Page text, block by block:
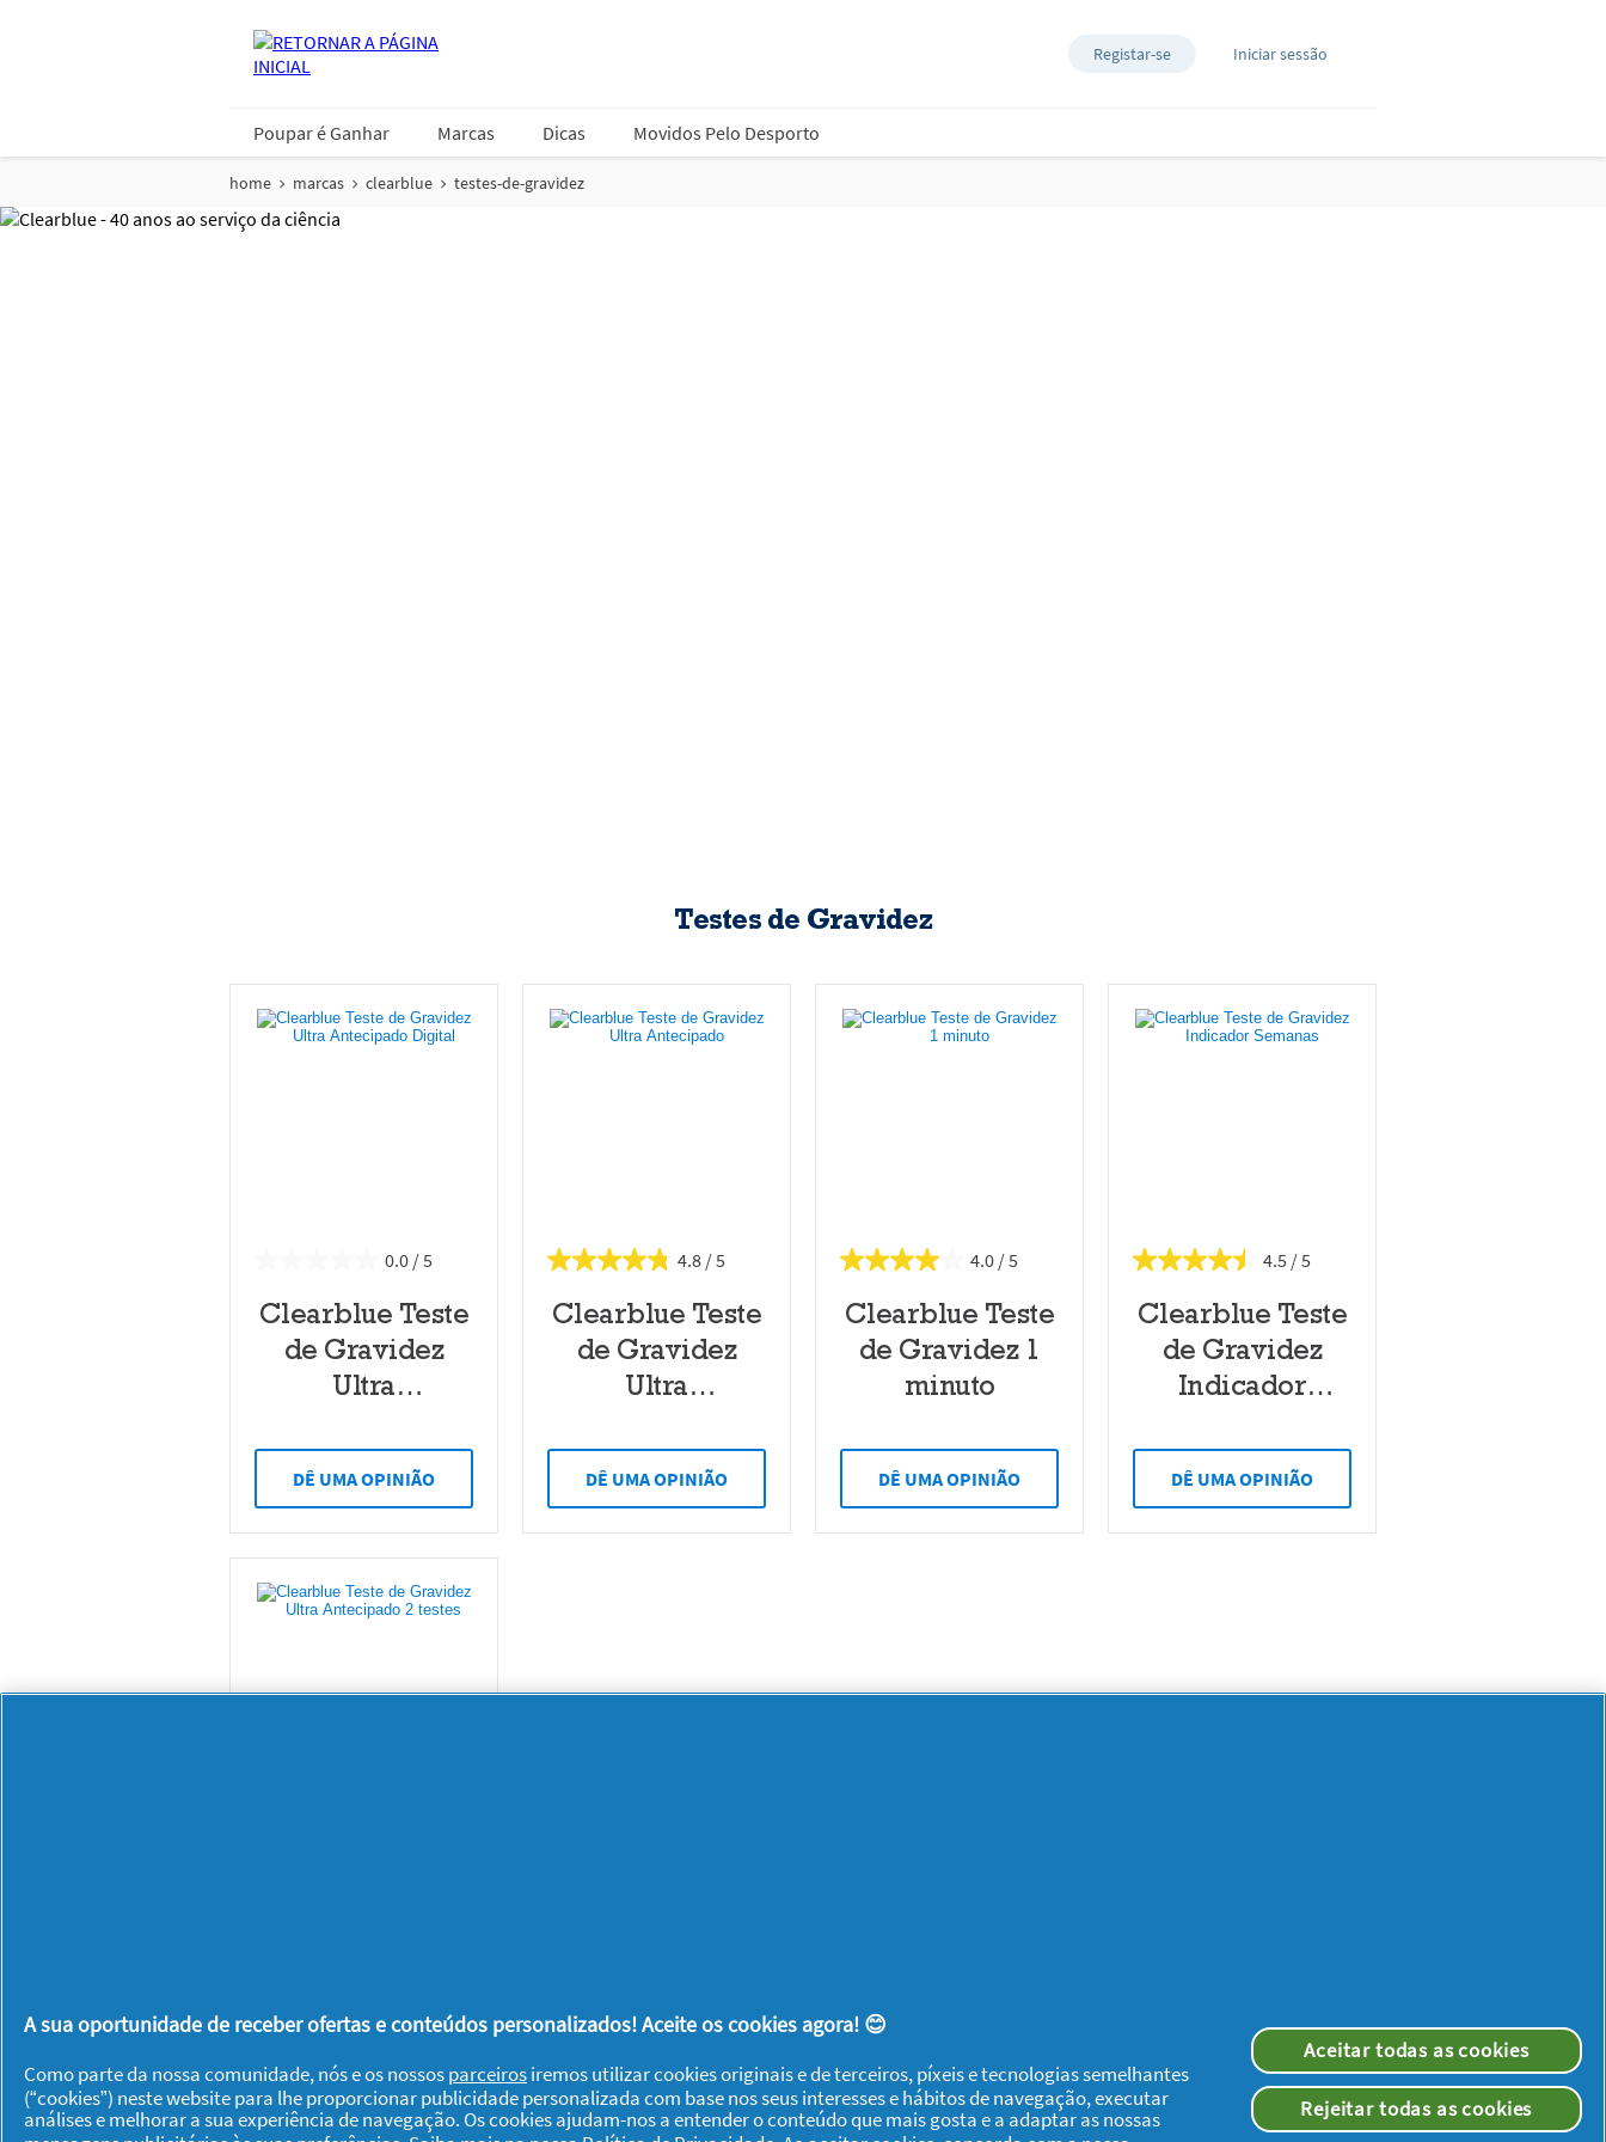
Registar-se Iniciar sessão
Poupar é Ganhar Marcas Dicas Movidos Pelo Desporto
home marcas clearblue testes-de-gravidez
Testes de Gravidez
0.0
Clearblue Teste
de Gravidez
Ultra
Digital
DÊ UMA OPINIÃO
4.8
Clearblue Teste
de Gravidez
Ultra
DÊ UMA OPINIÃO
4.0
Clearblue Teste
de Gravidez 1
minuto
DÊ UMA OPINIÃO
4.5
Clearblue Teste
de Gravidez
Indicador
DÊ UMA OPINIÃO
A sua oportunidade de receber ofertas e conteúdos personalizados! Aceite os cookies agora! 😊
Como parte da nossa comunidade, nós e os nossosparceirosiremos utilizar cookies originais e de terceiros, píxeis e tecnologias semelhantes
(“cookies”) neste website para lhe proporcionar publicidade personalizada com base nos seus interesses e hábitos de navegação, executar
análises e melhorar a sua experiência de navegação. Os cookies ajudam-nos a entender o conteúdo que mais gosta e a adaptar as nossas
Aceitar todas as cookies
Rejeitar todas as cookies